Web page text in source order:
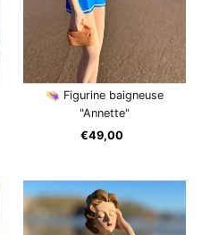
👒 Figurine baigneuse
"Annette"
Prix
€49,00